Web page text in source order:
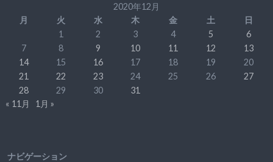
2020年12月
月
火 水 木 金 土
日
1
2 3 4 5
6
7
8 9 10 11 12
13
14
15 16 17 18 19
20
21
22 23 24 25 26
27
28
29 30
31
« 11月
1月 »
ナビゲーション